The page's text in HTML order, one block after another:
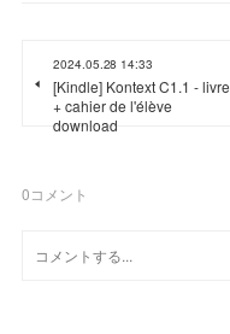
2024.05.28 14:33
[Kindle] Kontext C1.1 - livre
+ cahier de l'élève
download
0コメント